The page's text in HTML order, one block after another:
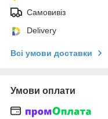
Самовивіз
Delivery
Всі умови доставки
Умови оплати